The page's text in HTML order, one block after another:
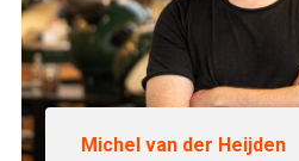
Michel van der Heijden